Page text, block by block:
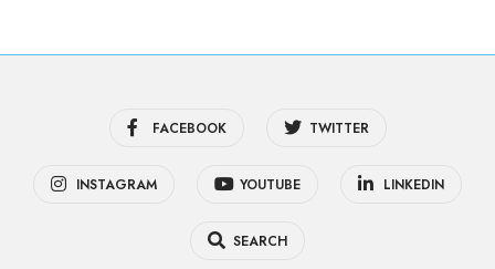
FACEBOOK TWITTER
INSTAGRAM YOUTUBE LINKEDIN
SEARCH